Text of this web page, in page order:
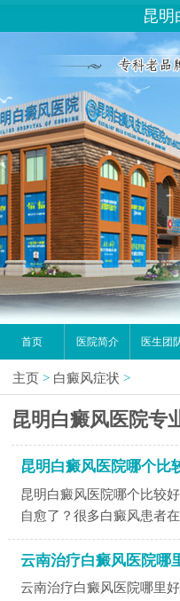
昆明
首页 医院简介 医生团
主页 > 白癜风症状 >
昆明白癜风医院专
昆明白癜风医院哪个比
昆明白癜风医院哪个比较
自愈了？很多白癜风患者
云南治疗白癜风医院哪
云南治疗白癜风医院哪里